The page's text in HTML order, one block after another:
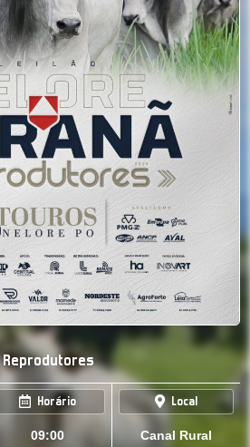
Reprodutores
Horário
09:00
Local
Canal Rural